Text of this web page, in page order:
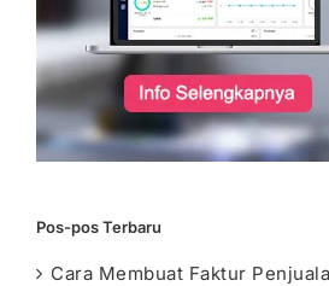
Pos-pos Terbaru
Cara Membuat Faktur